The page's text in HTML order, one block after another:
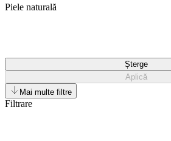
Piele naturală
Șterge
Aplică
Mai multe filtre
Filtrare